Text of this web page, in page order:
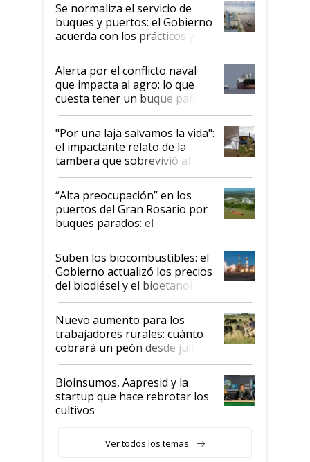
Se normaliza el servicio de
buques y puertos: el Gobierno
acuerda con los prácticos y
suspende el decreto de
desregulación
Alerta por el conflicto naval
que impacta al agro: lo que
cuesta tener un buque parado
y el peligro de que Argentina
pase a ser "país sucio"
"Por una laja salvamos la vida":
el impactante relato de la
tambera que sobrevivió al
tornado
“Alta preocupación” en los
puertos del Gran Rosario por
buques parados: el
funcionamiento de las
exportadoras en tensión tras
la medida de fuerza de los
prácticos
Suben los biocombustibles: el
Gobierno actualizó los precios
del biodiésel y el bioetanol
Nuevo aumento para los
trabajadores rurales: cuánto
cobrará un peón desde julio
Bioinsumos, Aapresid y la
startup que hace rebrotar los
cultivos
Ver todos los temas